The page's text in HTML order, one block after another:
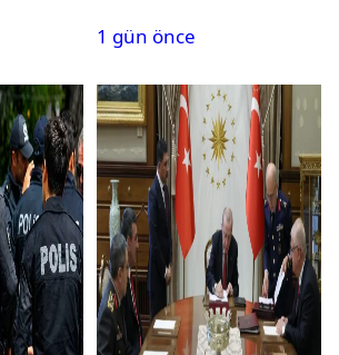
Karapınar hakkında
ortaya çıktı
1 gün önce